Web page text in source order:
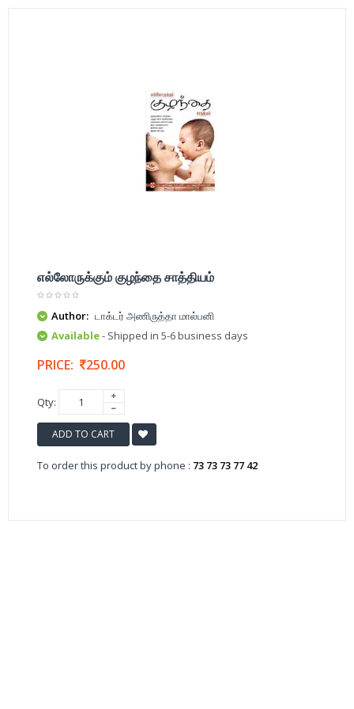
எல்லோருக்கும் குழந்தை சாத்தியம்
Author: டாக்டர் அணிருத்தா மால்பனி
Available- Shipped in 5-6 business days
PRICE: 250.00
Qty:
ADD TO CART
To order this product by phone : 73 73 73 77 42